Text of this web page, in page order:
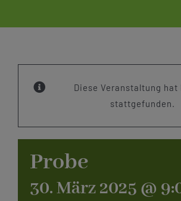
Neues
Wir
Infos
Diese Veranstaltung
stattgefunden.
Probe
30. März 2025 @